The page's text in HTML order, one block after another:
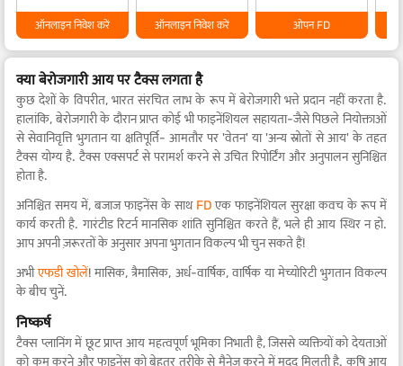
ऑनलाइन निवेश करें ऑनलाइन निवेश करें ओपन FD
क्या बेरोजगारी आय पर टैक्स लगता है
कुछ देशों के विपरीत, भारत संरचित लाभ के रूप में बेरोजगारी भत्ते प्रदान नहीं करता है.
हालांकि, बेरोजगारी के दौरान प्राप्त कोई भी फाइनेंशियल सहायता-जैसे पिछले नियोक्ताओं
से सेवानिवृत्ति भुगतान या क्षतिपूर्ति- आमतौर पर 'वेतन' या 'अन्य स्रोतों से आय' के तहत
टैक्स योग्य है. टैक्स एक्सपर्ट से परामर्श करने से उचित रिपोर्टिंग और अनुपालन सुनिश्चित
होता है.
अनिश्चित समय में, बजाज फाइनेंस के साथ FD एक फाइनेंशियल सुरक्षा कवच के रूप में
कार्य करती है. गारंटीड रिटर्न मानसिक शांति सुनिश्चित करते हैं, भले ही आय स्थिर न हो.
आप अपनी ज़रूरतों के अनुसार अपना भुगतान विकल्प भी चुन सकते हैं!
अभीएफडी खोलें! मासिक, त्रैमासिक, अर्ध-वार्षिक, वार्षिक या मेच्योरिटी भुगतान विकल्प
के बीच चुनें.
निष्कर्ष
टैक्स प्लानिंग में छूट प्राप्त आय महत्वपूर्ण भूमिका निभाती है, जिससे व्यक्तियों को देयताओं
को कम करने और फाइनेंस को बेहतर तरीके से मैनेज करने में मदद मिलती है. कृषि आय